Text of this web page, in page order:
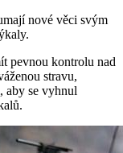
nové věci svým
pevnou kontrolu nad
stravu,
aby se vyhnul